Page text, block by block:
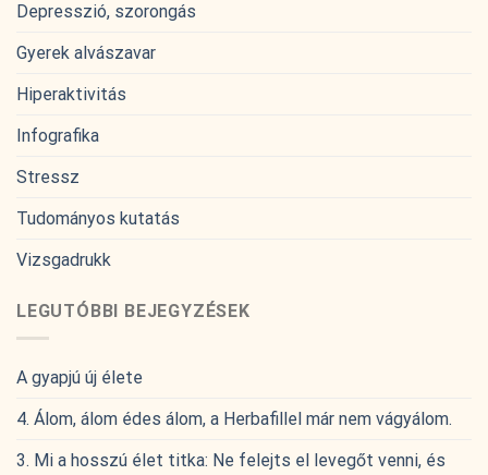
Depresszió, szorongás
Gyerek alvászavar
Hiperaktivitás
Infografika
Stressz
Tudományos kutatás
Vizsgadrukk
LEGUTÓBBI BEJEGYZÉSEK
A gyapjú új élete
4. Álom, álom édes álom, a Herbafillel már nem vágyálom.
3. Mi a hosszú élet titka: Ne felejts el levegőt venni, és